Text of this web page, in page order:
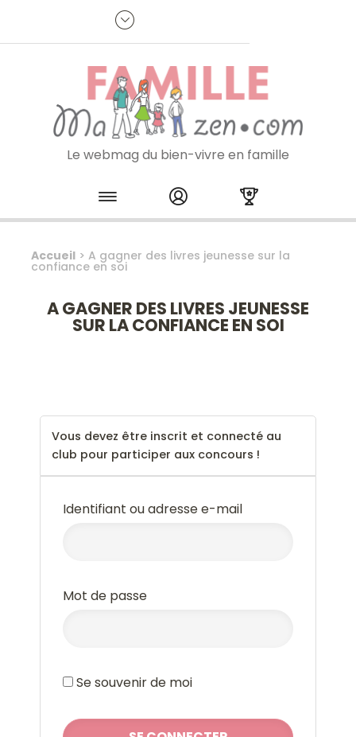
Je m'inscris à la newsletter
Le webmag du bien-vivre en famille
Skip to content
Accueil >A gagner des livres jeunesse sur la
confiance en soi
A GAGNER DES LIVRES JEUNESSE
SUR LA CONFIANCE EN SOI
Vous devez être inscrit et connecté au
club pour participer aux concours !
Identifiant ou adresse e-mail
Mot de passe
Se souvenir de moi
Panneau de gestion des cookies